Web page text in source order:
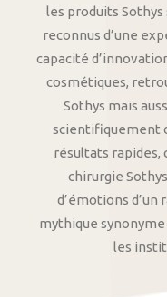
les produits
reconnus d’une
capacité
cosmétiques,
Sothys mais
scientifiquement
résultats rapides,
chirurgie
d’émotions
mythique
les